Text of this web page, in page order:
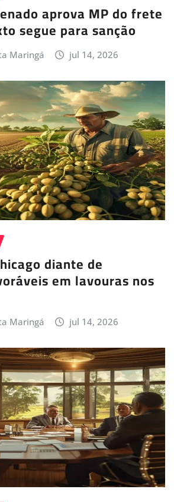
aprova MP do frete
segue para sanção
Maringá jul 14, 2026
diante de
em lavouras nos
Maringá jul 14, 2026